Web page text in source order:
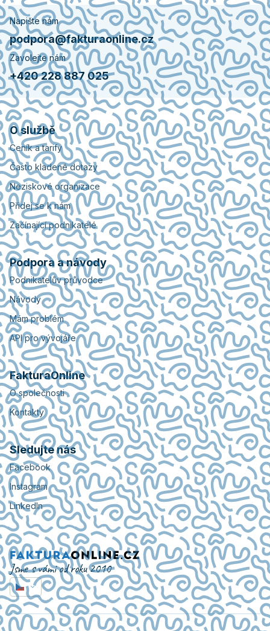
Napište nám
podpora@fakturaonline.cz
Zavolejte nám
+420 228 887 025
O službě
Ceník a tarify
Často kladené dotazy
Neziskové organizace
Přidej se k nám
Začínající podnikatelé
Podpora a návody
Podnikatelův průvodce
Návody
Mám problém
API pro vývojáře
FakturaOnline
O společnosti
Kontakty
Sledujte nás
Facebook
Instagram
LinkedIn
Jsme s vámi od roku 2010